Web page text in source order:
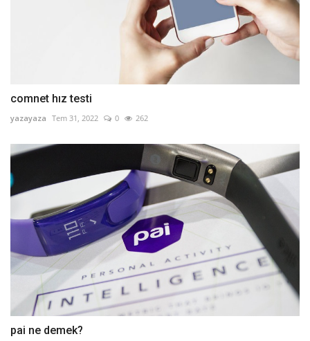
comnet hız testi
yazayaza Tem 31, 2022 0 262
pai ne demek?